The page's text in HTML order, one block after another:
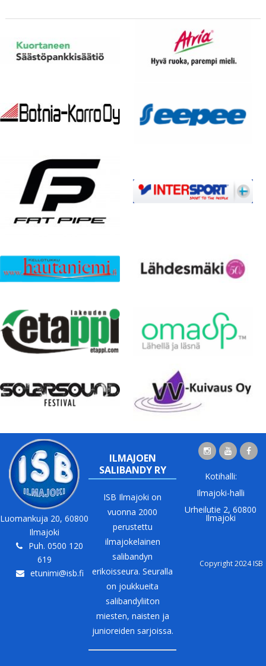
Luomankuja 20, 60800
Ilmajoki
Puh. 0500 120
619
etunimi@isb.fi
ILMAJOEN
SALIBANDY RY
ISB Ilmajoki on
vuonna 2000
perustettu
ilmajokelainen
salibandyn
erikoisseura. Seuralla
on joukkueita
salibandyliiton
miesten, naisten ja
junioreiden sarjoissa.
Kotihalli:
Ilmajoki-halli
Urheilutie 2, 60800
Ilmajoki
Copyright 2024 ISB